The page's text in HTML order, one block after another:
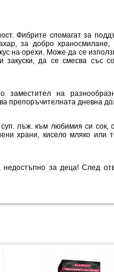
Фибрите спомагат за
за добро храносмилане,
на орехи. Може да се
закуски, да се смесва със
заместител на
препоръчителната дневна
лъж. към любимия си сок,
храни, кисело мляко или
за деца! След